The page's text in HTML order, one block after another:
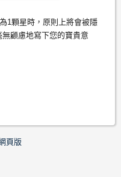
1顆星時，原則上將會被隱
顧慮地寫下您的寶貴意
頁版